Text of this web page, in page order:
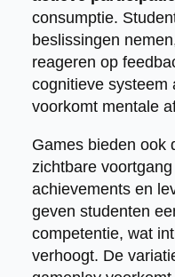
consumptie.
beslissingen
reageren op
cognitieve systeem
voorkomt mentale
Games bieden ook
zichtbare
achievements en
geven studenten
competentie, wat
verhoogt. De